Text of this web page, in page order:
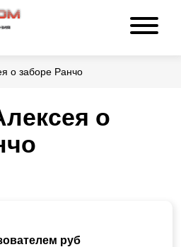
о заборе Ранчо
о
руб